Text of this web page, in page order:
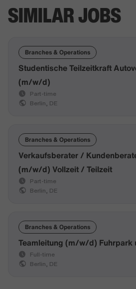
SIMILAR JOBS
Branches & Operations
Studentische Teilzeitkraft
(m/w/d)
Part-time
Berlin, DE
Branches & Operations
Verkaufsberater /
(m/w/d) Vollzeit / Teilzeit
Part-time
Berlin, DE
Branches & Operations
Teamleitung (m/w/d) Fuhrpark
Full-time
Berlin, DE